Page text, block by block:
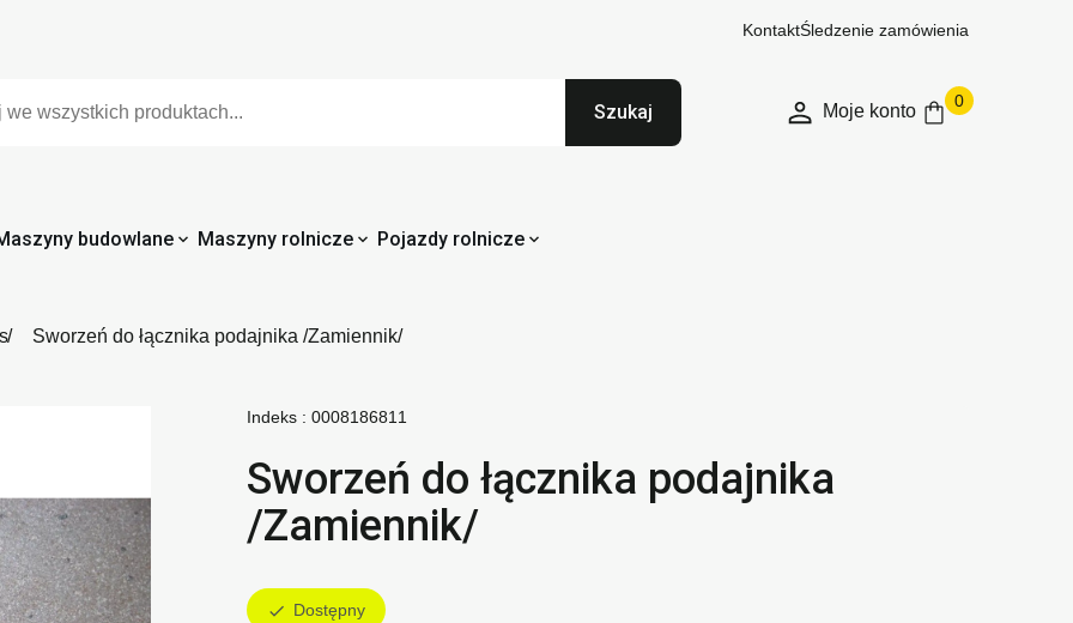
KontaktŚledzenie zamówienia
Szukaj Moje konto
0
budowlane Maszyny rolnicze Pojazdy rolnicze
Sworzeń do łącznika podajnika /Zamiennik/
Indeks : 0008186811
Sworzeń do łącznika podajnika
/Zamiennik/
check Dostępny